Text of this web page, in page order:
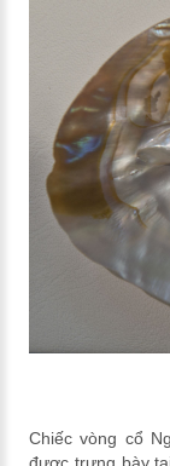
Chiếc vòng cổ